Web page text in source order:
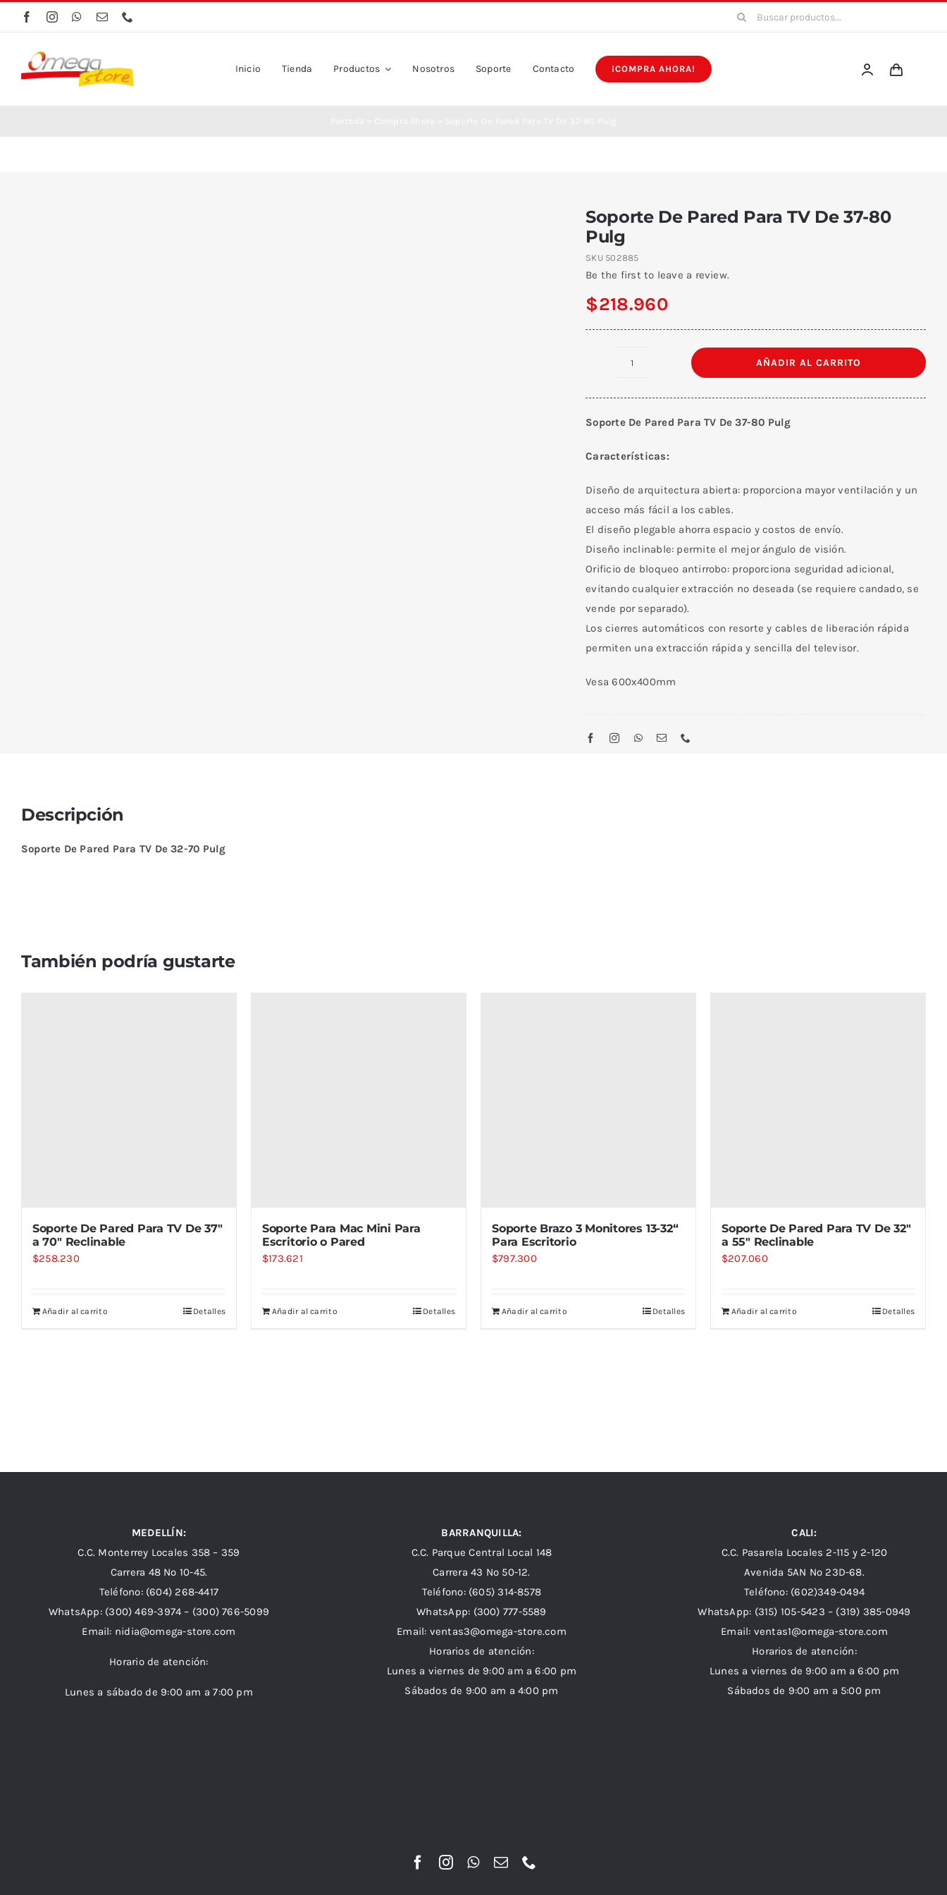
Saltar
contenido
Buscar:
Inicio Tienda Productos Nosotros Soporte Contacto ¡COMPRA AHORA!
Soporte De Pared Para TV De 37-80
Pulg
SKU 502885
Be the first to leave a review.
$218.960
Para
TV
37-
80
Pulg
cantidad
AÑADIR AL CARRITO
Soporte De Pared Para TV De 37-80 Pulg
Características:
Diseño de arquitectura abierta: proporciona mayor ventilación y un
acceso más fácil a los cables.
El diseño plegable ahorra espacio y costos de envío.
Diseño inclinable: permite el mejor ángulo de visión.
Orificio de bloqueo antirrobo: proporciona seguridad adicional,
evitando cualquier extracción no deseada (se requiere candado, se
vende por separado).
Los cierres automáticos con resorte y cables de liberación rápida
permiten una extracción rápida y sencilla del televisor.
Vesa 600x400mm
Descripción
Soporte De Pared Para TV De 32-70 Pulg
También podría gustarte
Soporte De Pared Para TV De 37″
a 70″ Reclinable
$258.230
Añadir al carrito Detalles
Soporte Para Mac Mini Para
Escritorio o Pared
$173.621
Añadir al carrito Detalles
Soporte Brazo 3 Monitores 13-32“
Para Escritorio
$797.300
Añadir al carrito Detalles
Soporte De Pared Para TV De 32″
a 55″ Reclinable
$207.060
Añadir al carrito Detalles
MEDELLÍN:
C.C. Monterrey Locales 358 – 359
Carrera 48 Nº 10-45.
Teléfono: (604) 268-4417
WhatsApp: (300) 469-3974 – (300) 766-5099
Email: nidia@omega-store.com
Horario de atención:
Lunes a sábado de 9:00 am a 7:00 pm
BARRANQUILLA:
C.C. Parque Central Local 148
Carrera 43 Nº 50-12.
Teléfono: (605) 314-8578
WhatsApp: (300) 777-5589
Email: ventas3@omega-store.com
Horarios de atención:
Lunes a viernes de 9:00 am a 6:00 pm
Sábados de 9:00 am a 4:00 pm
CALI:
C.C. Pasarela Locales 2-115 y 2-120
Avenida 5AN Nº 23D-68.
Teléfono: (602)349-0494
WhatsApp: (315) 105-5423 – (319) 385-0949
Email: ventas1@omega-store.com
Horarios de atención:
Lunes a viernes de 9:00 am a 6:00 pm
Sábados de 9:00 am a 5:00 pm